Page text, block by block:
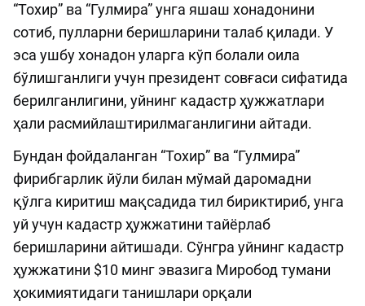
“Тохир” ва “Гулмира” унга яшаш хонадонини
сотиб, пулларни беришларини талаб қилади. У
эса ушбу хонадон уларга кўп болали оила
бўлишганлиги учун президент совғаси сифатида
берилганлигини, уйнинг кадастр ҳужжатлари
ҳали расмийлаштирилмаганлигини айтади.
Бундан фойдаланган “Тохир” ва “Гулмира”
фирибгарлик йўли билан мўмай даромадни
қўлга киритиш мақсадида тил бириктириб, унга
уй учун кадастр ҳужжатини тайёрлаб
беришларини айтишади. Сўнгра уйнинг кадастр
ҳужжатини $10 минг эвазига Миробод тумани
ҳокимиятидаги танишлари орқали